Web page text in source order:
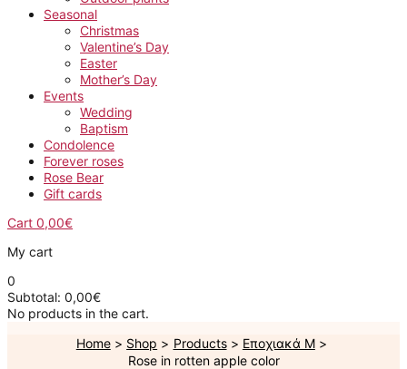
Seasonal
Christmas
Valentine’s Day
Easter
Mother’s Day
Events
Wedding
Baptism
Condolence
Forever roses
Rose Bear
Gift cards
Cart 0,00€
My cart
0
Subtotal: 0,00€
No products in the cart.
Home
Shop Products
Εποχιακά Μ
Rose in rotten apple color